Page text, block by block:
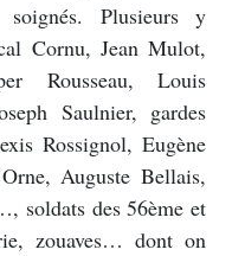
Plusieurs y
Cornu, Jean Mulot,
Rousseau, Louis
Saulnier, gardes
Rossignol, Eu­gène
Auguste Bellais,
soldats des 56ème et
zouaves… dont on